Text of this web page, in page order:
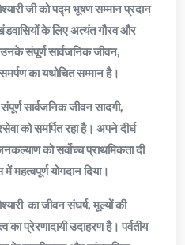
जी को पद्म भूषण सम्मान प्रदान
के लिए अत्यंत गौरव और
संपूर्ण सार्वजनिक जीवन,
का यथोचित सम्मान है।
सार्वजनिक जीवन सादगी,
को समर्पित रहा है। अपने दीर्घ
को सर्वोच्च प्राथमिकता दी
योगदान दिया।
का जीवन संघर्ष, मूल्यों की
का प्रेरणादायी उदाहरण है। पर्वतीय